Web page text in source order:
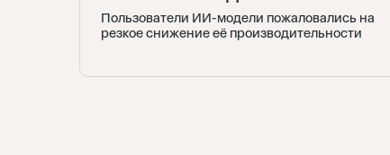
Пользователи ИИ-модели пожаловались на
резкое снижение её производительности